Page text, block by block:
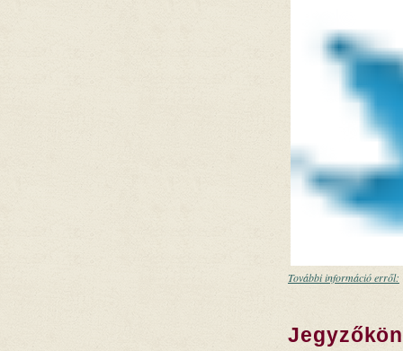
További információ erről: